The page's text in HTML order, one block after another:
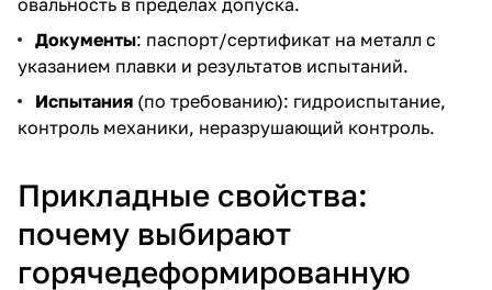
Документы: паспорт/сертификат на металл с
указанием плавки и результатов испытаний.
Испытания (по требованию): гидроиспытание,
контроль механики, неразрушающий контроль.
Прикладные свойства:
почему выбирают
горячедеформированную